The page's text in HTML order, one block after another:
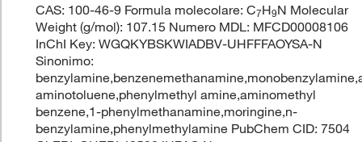
CAS: 100-46-9 Formula molecolare: C7H9N Molecular
Weight (g/mol): 107.15 Numero MDL: MFCD00008106
InChI Key: WGQKYBSKWIADBV-UHFFFAOYSA-N
Sinonimo:
aminotoluene,phenylmethyl amine,aminomethyl
benzene,1-phenylmethanamine,moringine,n-
benzylamine,phenylmethylamine PubChem CID: 7504